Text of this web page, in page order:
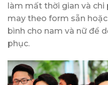
làm mất thời gian và chi
may theo form sẵn
bình cho nam và nữ để
phục.